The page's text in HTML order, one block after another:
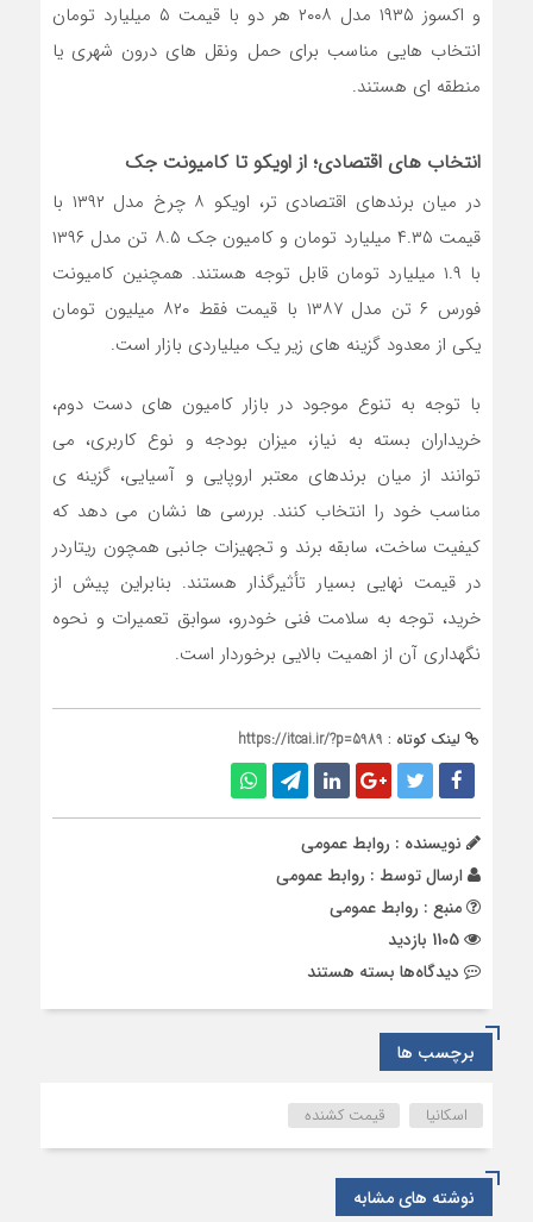
و اکسوز ۱۹۳۵ مدل ۲۰۰۸ هر دو با قیمت ۵ میلیارد تومان
انتخاب هایی مناسب برای حمل ونقل های درون شهری یا
منطقه ای هستند.
انتخاب های اقتصادی؛ از اویکو تا کامیونت جک
در میان برندهای اقتصادی تر، اویکو ۸ چرخ مدل ۱۳۹۲ با
قیمت ۴.۳۵ میلیارد تومان و کامیون جک ۸.۵ تن مدل ۱۳۹۶
با ۱.۹ میلیارد تومان قابل توجه هستند. همچنین کامیونت
فورس ۶ تن مدل ۱۳۸۷ با قیمت فقط ۸۲۰ میلیون تومان
یکی از معدود گزینه های زیر یک میلیاردی بازار است.
با توجه به تنوع موجود در بازار کامیون های دست دوم،
خریداران بسته به نیاز، میزان بودجه و نوع کاربری، می
توانند از میان برندهای معتبر اروپایی و آسیایی، گزینه ی
مناسب خود را انتخاب کنند. بررسی ها نشان می دهد که
کیفیت ساخت، سابقه برند و تجهیزات جانبی همچون ریتاردر
در قیمت نهایی بسیار تأثیرگذار هستند. بنابراین پیش از
خرید، توجه به سلامت فنی خودرو، سوابق تعمیرات و نحوه
نگهداری آن از اهمیت بالایی برخوردار است.
لینک کوتاه : https://itcai.ir/?p=5989
نویسنده : روابط عمومی
ارسال توسط : روابط عمومی
منبع : روابط عمومی
دیدگاه‌ها برای
دوم
و
تریلی‌
های
کارکرده
تمیز
بسته هستند
برچسب ها
اسکانیا قیمت کشنده
نوشته های مشابه